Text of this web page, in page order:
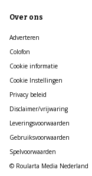
Over ons
Adverteren
Colofon
Cookie informatie
Cookie Instellingen
Privacy beleid
Disclaimer/vrijwaring
Leveringsvoorwaarden
Gebruiksvoorwaarden
Spelvoorwaarden
© Roularta Media Nederland